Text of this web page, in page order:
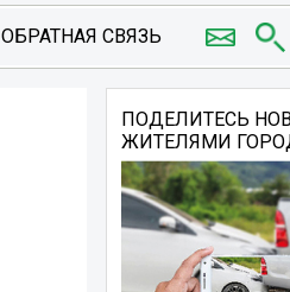
ОБРАТНАЯ СВЯЗЬ
ПОДЕЛИТЕСЬ
ЖИТЕЛЯМИ